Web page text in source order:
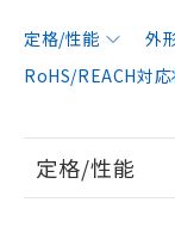
定格/性能 外
RoHS/REACH対応
定格/性能